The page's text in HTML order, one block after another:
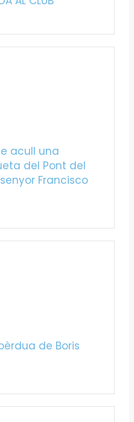
acull una
del Pont del
Francisco
de Boris